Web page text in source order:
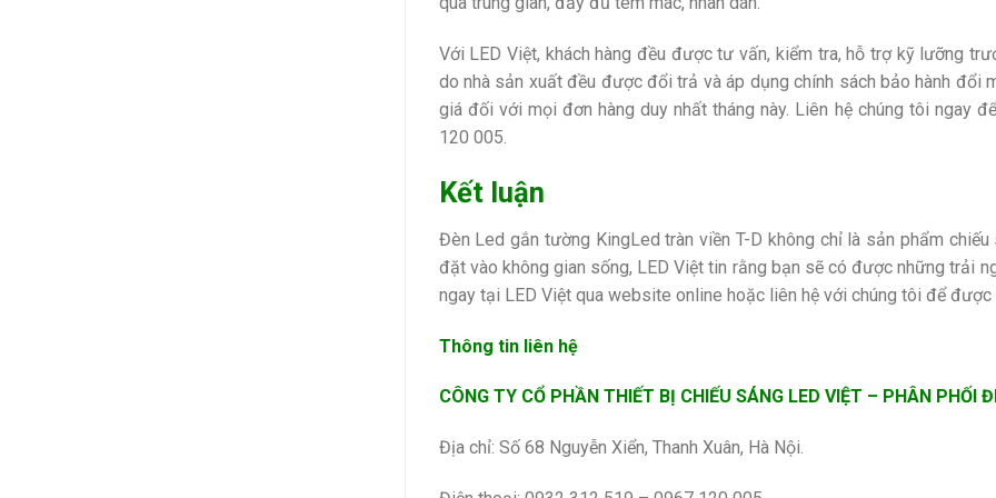
Với LED Việt, khách hàng đều được tư vấn, kiểm tra, hỗ trợ kỹ lưỡng
do nhà sản xuất đều được đổi trả và áp dụng chính sách bảo hành đổi
giá đối với mọi đơn hàng duy nhất tháng này. Liên hệ chúng tôi ngay
120 005.
Kết luận
Đèn Led gắn tường KingLed tràn viền T-D không chỉ là sản phẩm
đặt vào không gian sống, LED Việt tin rằng bạn sẽ có được những trải
ngay tại LED Việt qua website online hoặc liên hệ với chúng tôi để
Thông tin liên hệ
CÔNG TY CỔ PHẦN THIẾT BỊ CHIẾU SÁNG LED VIỆT – PHÂN PHỐI
Địa chỉ: Số 68 Nguyễn Xiển, Thanh Xuân, Hà Nội.